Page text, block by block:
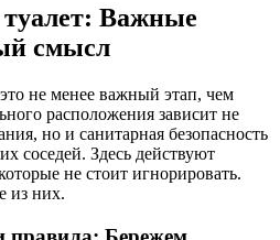
туалет: Важные
смысл
не менее важный этап, чем
расположения зависит не
но и санитарная безопасность
соседей. Здесь действуют
не стоит игнорировать.
из них.